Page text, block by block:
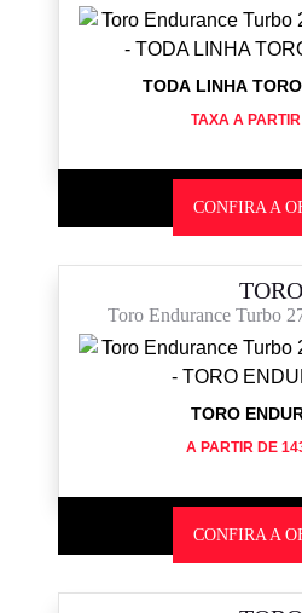
TODA LINHA
TAXA A
CONFIRA A
TORO
Toro Endurance Turbo
TORO
A PARTIR DE
CONFIRA A